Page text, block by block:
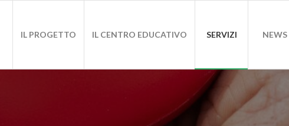
IL PROGETTO IL CENTRO EDUCATIVO SERVIZI NEWS